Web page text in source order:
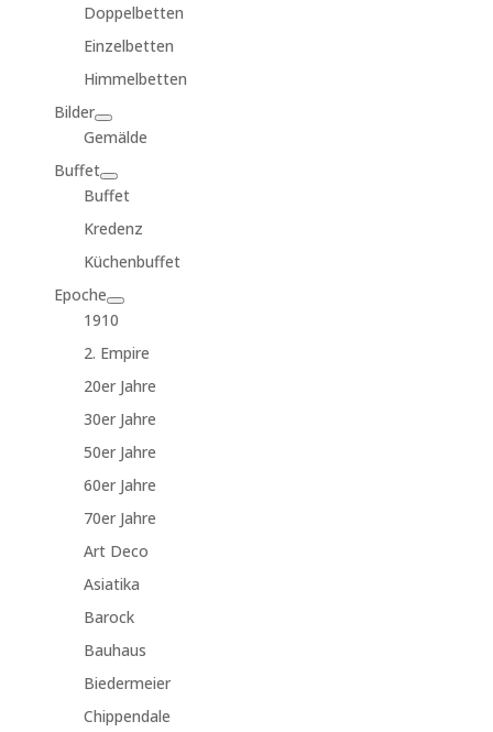
Doppelbetten
Einzelbetten
Himmelbetten
Bilder
Gemälde
Buffet
Buffet
Kredenz
Küchenbuffet
Epoche
1910
2. Empire
20er Jahre
30er Jahre
50er Jahre
60er Jahre
70er Jahre
Art Deco
Asiatika
Barock
Bauhaus
Biedermeier
Chippendale